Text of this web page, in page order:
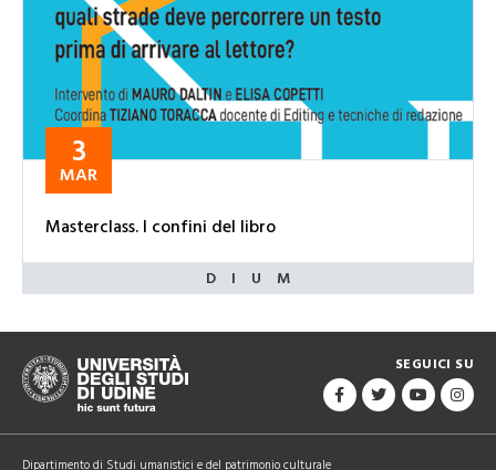
3
MAR
Masterclass. I confini del libro
SEGUICI SU
Dipartimento di Studi umanistici e del patrimonio culturale